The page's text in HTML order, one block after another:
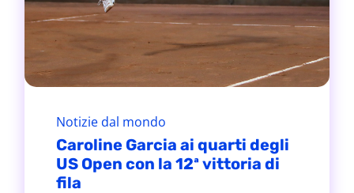
Notizie dal mondo
Caroline Garcia ai quarti degli
US Open con la 12ª vittoria di
fila